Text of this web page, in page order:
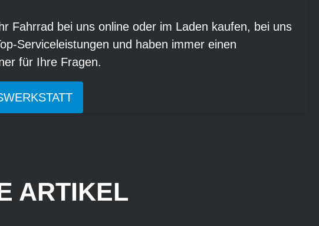
Fahrrad bei uns online oder im Laden kaufen, bei uns
Serviceleistungen und haben immer einen
für Ihre Fragen.
ARTIKEL